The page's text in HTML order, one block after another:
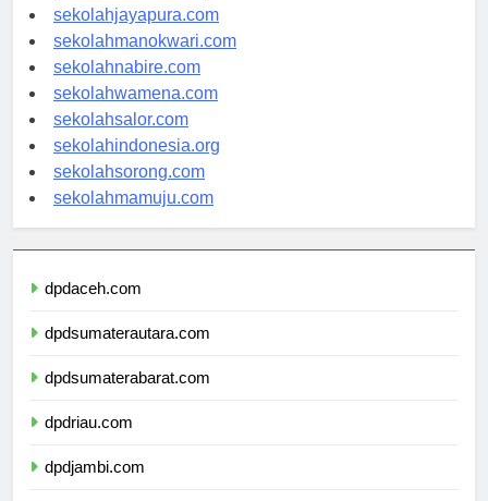
sekolahjayapura.com
sekolahmanokwari.com
sekolahnabire.com
sekolahwamena.com
sekolahsalor.com
sekolahindonesia.org
sekolahsorong.com
sekolahmamuju.com
dpdaceh.com
dpdsumaterautara.com
dpdsumaterabarat.com
dpdriau.com
dpdjambi.com